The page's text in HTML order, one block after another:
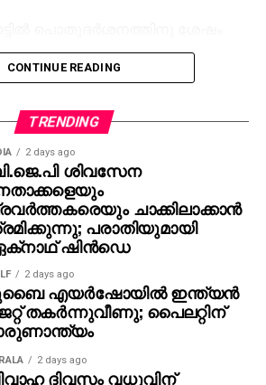
നടക്കും.
CONTINUE READING
TRENDING
2 days ago
ശിവസേന
ചാക്കിലാക്കാന്‍
പരാതിയുമായി
ഷിന്‍ഡെ
2 days ago
എയര്‍ഷോയില്‍ ഇന്ത്യന്‍
തകര്‍ന്നുവീണു; പൈലറ്റിന്
2 days ago
ദിവസം വധുവിന്